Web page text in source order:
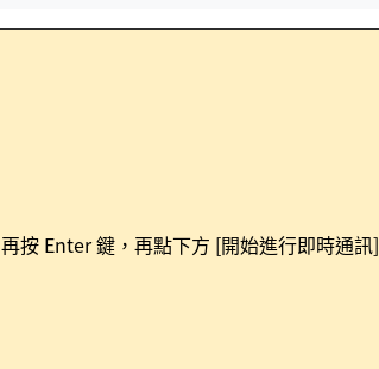
再按 Enter 鍵，再點下方 [開始進行即時通訊]